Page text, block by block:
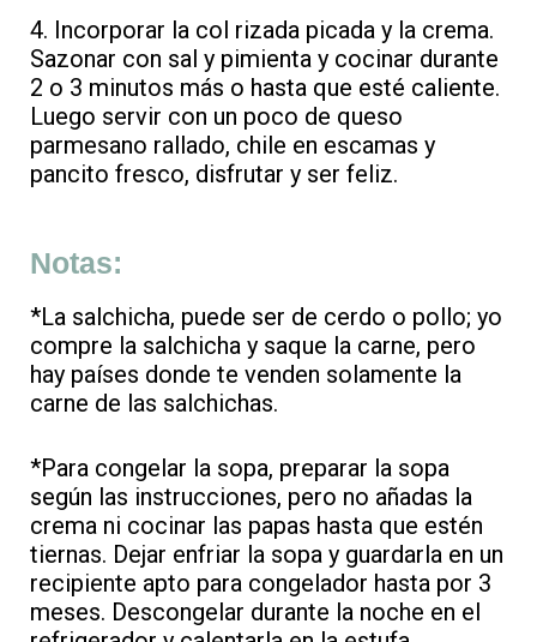
4. Incorporar la col rizada picada y la crema.
Sazonar con sal y pimienta y cocinar durante
2 o 3 minutos más o hasta que esté caliente.
Luego servir con un poco de queso
parmesano rallado, chile en escamas y
pancito fresco, disfrutar y ser feliz.
Notas:
*La salchicha, puede ser de cerdo o pollo; yo
compre la salchicha y saque la carne, pero
hay países donde te venden solamente la
carne de las salchichas.
*Para congelar la sopa, preparar la sopa
según las instrucciones, pero no añadas la
crema ni cocinar las papas hasta que estén
tiernas. Dejar enfriar la sopa y guardarla en un
recipiente apto para congelador hasta por 3
meses. Descongelar durante la noche en el